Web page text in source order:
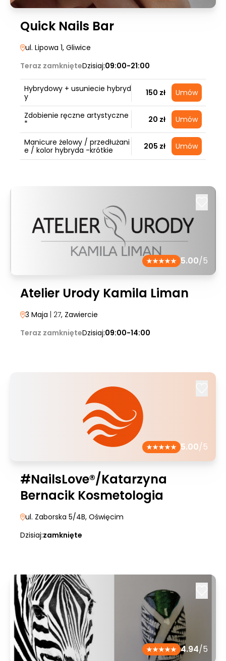
Quick Nails Bar
ul. Lipowa 1, Gliwice
Teraz zamknięteDzisiaj:09:00-21:00
Hybrydowy + usuniecie hybryd
y
150 zł Umów
Zdobienie ręczne artystyczne
*
20 zł Umów
Manicure żelowy / przedłużani
e / kolor hybryda -krótkie
205 zł Umów
5.00/5
Atelier Urody Kamila Liman
3 Maja | 27, Zawiercie
Teraz zamknięteDzisiaj:09:00-14:00
5.00/5
#NailsLove®/Katarzyna
Bernacik Kosmetologia
ul. Zaborska 5/4B, Oświęcim
Dzisiaj:zamknięte
4.94/5